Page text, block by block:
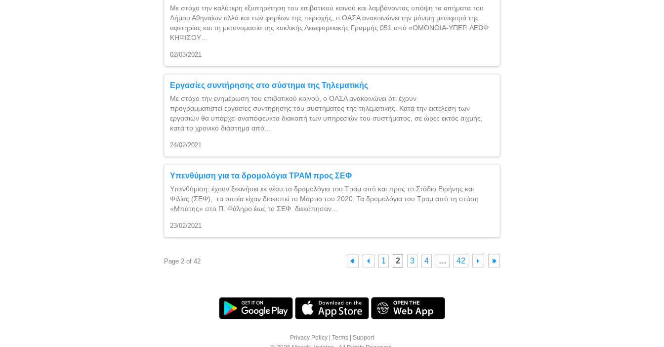
Με στόχο την καλύτερη εξυπηρέτηση του επιβατικού κοινού και λαμβάνοντας υπόψη τα αιτήματα του
Δήμου Αθηναίων αλλά και των φορέων της περιοχής, ο ΟΑΣΑ ανακοινώνει την μόνιμη μεταφορά της
αφετηρίας και τη μετονομασία της κυκλικής Λεωφορειακής Γραμμής 051 από «ΟΜΟΝΟΙΑ-ΥΠΕΡ. ΛΕΩΦ.
ΚΗΦΙΣΟΥ…
02/03/2021
Εργασίες συντήρησης στο σύστημα της Τηλεματικής
Με στόχο την ενημέρωση του επιβατικού κοινού, ο ΟΑΣΑ ανακοινώνει ότι έχουν
προγραμματιστεί εργασίες συντήρησης του συστήματος της τηλεματικής. Κατά την εκτέλεση των
εργασιών θα υπάρχει αναπόφευκτα διακοπή των υπηρεσιών του συστήματος, σε ώρες εκτός αιχμής,
κατά το χρονικό διάστημα από…
24/02/2021
Υπενθύμιση για τα δρομολόγια ΤΡΑΜ προς ΣΕΦ
Υπενθύμιση: έχουν ξεκινήσει εκ νέου τα δρομολόγια του Τραμ από και προς το Στάδιο Ειρήνης και
Φιλίας (ΣΕΦ), τα οποία είχαν διακοπεί το Μάρτιο του 2020. Τα δρομολόγια του Τραμ από τη στάση
«Μπάτης» στο Π. Φάληρο έως το ΣΕΦ διεκόπησαν…
23/02/2021
Page 2 of 42 1 2 3 4 … 42
Privacy Policy Terms
Support